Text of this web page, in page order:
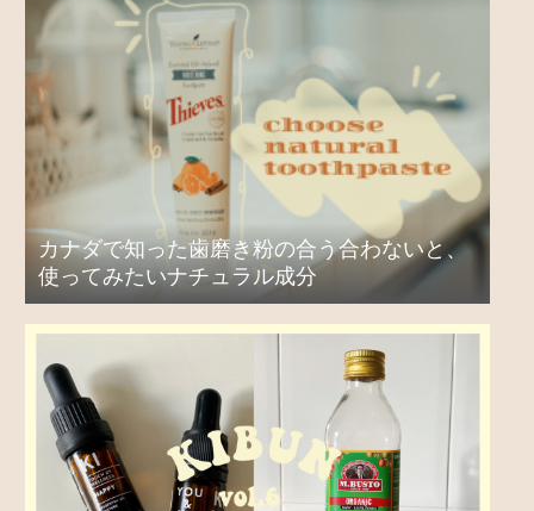
カナダで知った歯磨き粉の合う合わないと、
使ってみたいナチュラル成分